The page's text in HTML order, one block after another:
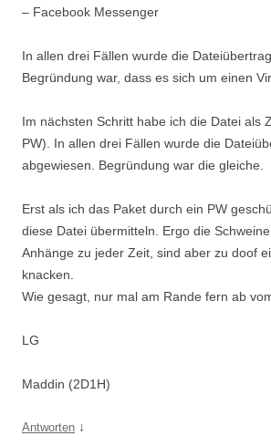
– Facebook Messenger
In allen drei Fällen wurde die
Begründung war, dass es sich um einen
Im nächsten Schritt habe ich die Datei als
PW). In allen drei Fällen wurde die
abgewiesen. Begründung war die gleiche.
Erst als ich das Paket durch ein PW
diese Datei übermitteln. Ergo die
Anhänge zu jeder Zeit, sind aber zu doof
knacken.
Wie gesagt, nur mal am Rande fern ab
LG
Maddin (2D1H)
Antworten ↓